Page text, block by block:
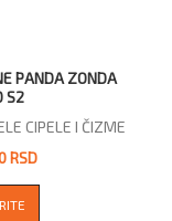
PANDA ZONDA
S2
CIPELE I ČIZME
RSD